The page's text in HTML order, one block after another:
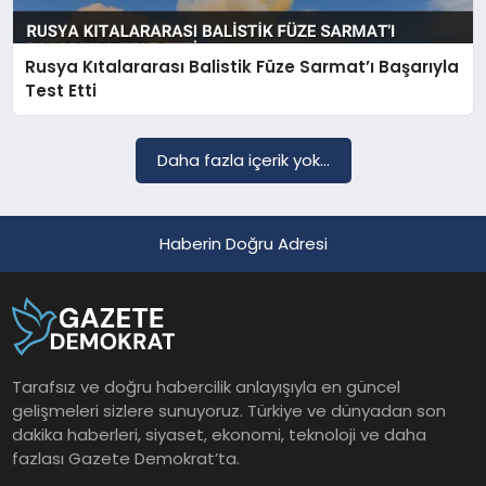
SAĞLIK
YAŞAM
Rusya Kıtalararası Balistik Füze Sarmat’ı Başarıyla
Test Etti
Daha fazla içerik yok...
Haberin Doğru Adresi
Tarafsız ve doğru habercilik anlayışıyla en güncel
gelişmeleri sizlere sunuyoruz. Türkiye ve dünyadan son
dakika haberleri, siyaset, ekonomi, teknoloji ve daha
fazlası Gazete Demokrat’ta.